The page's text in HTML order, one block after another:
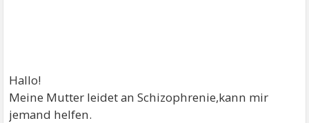
Hallo!
Meine Mutter leidet an Schizophrenie,kann mir
jemand helfen.